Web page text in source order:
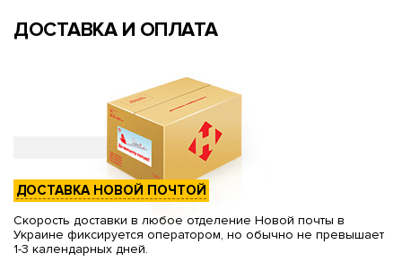
ДОСТАВКА И ОПЛАТА
ДОСТАВКА НОВОЙ ПОЧТОЙ
Скорость доставки в любое отделение Новой почты в
Украине фиксируется оператором, но обычно не превышает
1-3 календарных дней.